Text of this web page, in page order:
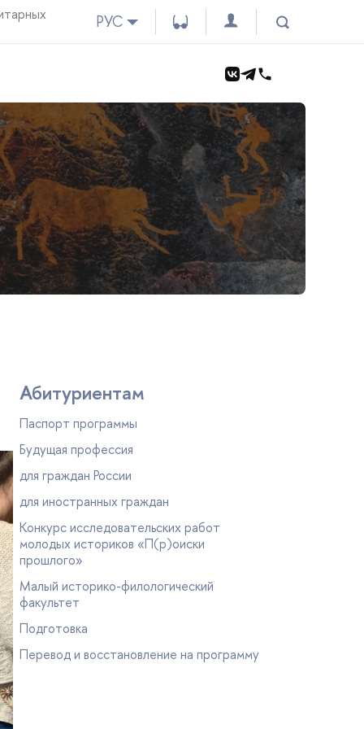
РУС
Абитуриентам
Паспорт программы
Будущая профессия
для граждан России
для иностранных граждан
Конкурс исследовательских работ
молодых историков «П(р)оиски
прошлого»
Малый историко-филологический
факультет
Подготовка
Перевод и восстановление на программу